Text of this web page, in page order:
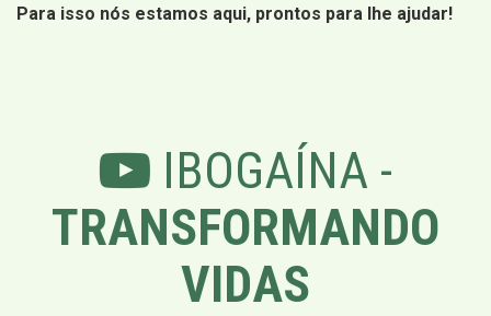
Para isso nós estamos aqui, prontos para lhe ajudar!
IBOGAÍNA -
TRANSFORMANDO
VIDAS